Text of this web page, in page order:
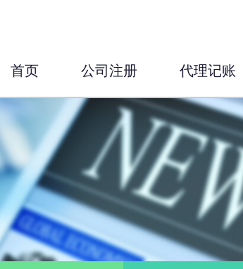
首页 公司注册 代理记账